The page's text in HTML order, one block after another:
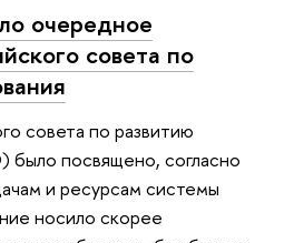
очередное
совета по
совета по развитию
посвящено, согласно
и ресурсам системы
носило скорее